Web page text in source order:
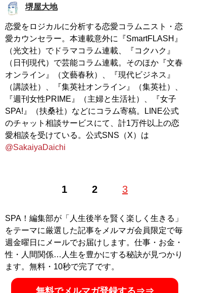
堺屋大地
恋愛をロジカルに分析する恋愛コラムニスト・恋
愛カウンセラー。本連載意外に『SmartFLASH』
（光文社）でドラマコラム連載、『コクハク』
（日刊現代）で芸能コラム連載。そのほか『文春
オンライン』（文藝春秋）、『現代ビジネス』
（講談社）、『集英社オンライン』（集英社）、
『週刊女性PRIME』（主婦と生活社）、『女子
SPA!』（扶桑社）などにコラム寄稿。LINE公式
のチャット相談サービスにて、計1万件以上の恋
愛相談を受けている。公式SNS（X）は
@SakaiyaDaichi
1 2 3
SPA！編集部が「人生後半を賢く楽しく生きる」
をテーマに厳選した記事をメルマガ会員限定で毎
週金曜日にメールでお届けします。仕事・お金・
性・人間関係…人生を豊かにする秘訣が見つかり
ます。無料・10秒で完了です。
無料でメルマガ登録する⇒⇒